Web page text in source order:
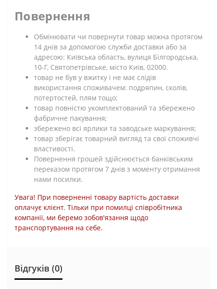
Повернення
Обмінювати чи повернути товар можна протягом
14 днів за допомогою служби доставки або за
адресою: Київська область, вулиця Білгородська,
10-Г, Святопетрівське, місто Київ, 02000.
товар не був у вжитку і не має слідів
використання споживачем: подряпин, сколів,
потертостей, плям тощо;
товар повністю укомплектований та збережено
фабричне пакування;
збережено всі ярлики та заводське маркування;
товар зберігає товарний вигляд та свої споживчі
властивості.
Повернення грошей здійснюється банківським
переказом протягом 7 днів з моменту отримання
нами посилки.
Увага! При поверненні товару вартість доставки
оплачує клієнт. Тільки при помилці співробітника
компанії, ми беремо зобов'язання щодо
транспортування на себе.
Відгуків (0)